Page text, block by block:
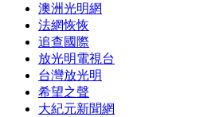
澳洲光明網
法網恢恢
追查國際
放光明電視台
台灣放光明
希望之聲
大紀元新聞網